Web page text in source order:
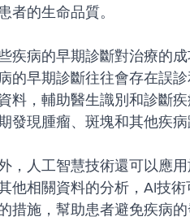
者的生命品質。
疾病的早期診斷對治療的
的早期診斷往往會存在誤
料，輔助醫生識別和診斷
發現腫瘤、斑塊和其他疾病
，人工智慧技術還可以應
他相關資料的分析，AI技
措施，幫助患者避免疾病